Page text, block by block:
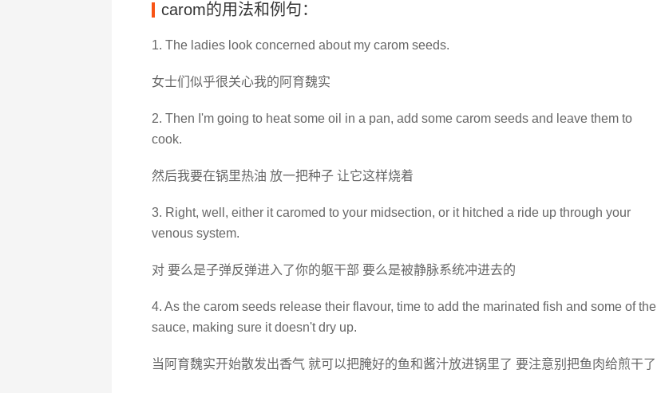
carom的用法和例句：
1. The ladies look concerned about my carom seeds.
女士们似乎很关心我的阿育魏实
2. Then I'm going to heat some oil in a pan, add some carom seeds and leave them to
cook.
然后我要在锅里热油 放一把种子 让它这样烧着
3. Right, well, either it caromed to your midsection, or it hitched a ride up through your
venous system.
对 要么是子弹反弹进入了你的躯干部 要么是被静脉系统冲进去的
4. As the carom seeds release their flavour, time to add the marinated fish and some of the
sauce, making sure it doesn't dry up.
当阿育魏实开始散发出香气 就可以把腌好的鱼和酱汁放进锅里了 要注意别把鱼肉给煎干了